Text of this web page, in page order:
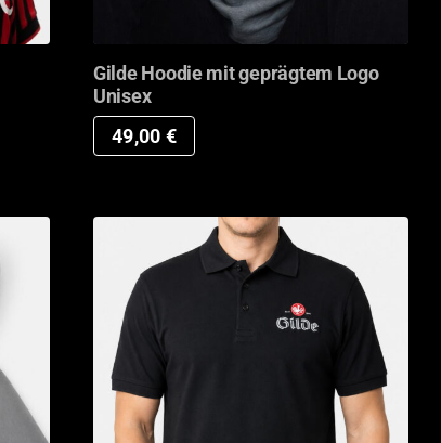
Gilde Hoodie mit geprägtem Logo
Unisex
49,00 €